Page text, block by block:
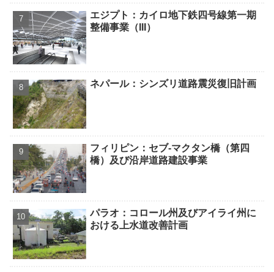
エジプト：カイロ地下鉄四号線第一期
整備事業（III）
ネパール：シンズリ道路震災復旧計画
フィリピン：セブ-マクタン橋（第四
橋）及び沿岸道路建設事業
パラオ：コロール州及びアイライ州に
おける上水道改善計画